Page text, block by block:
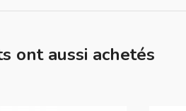
ont aussi achetés